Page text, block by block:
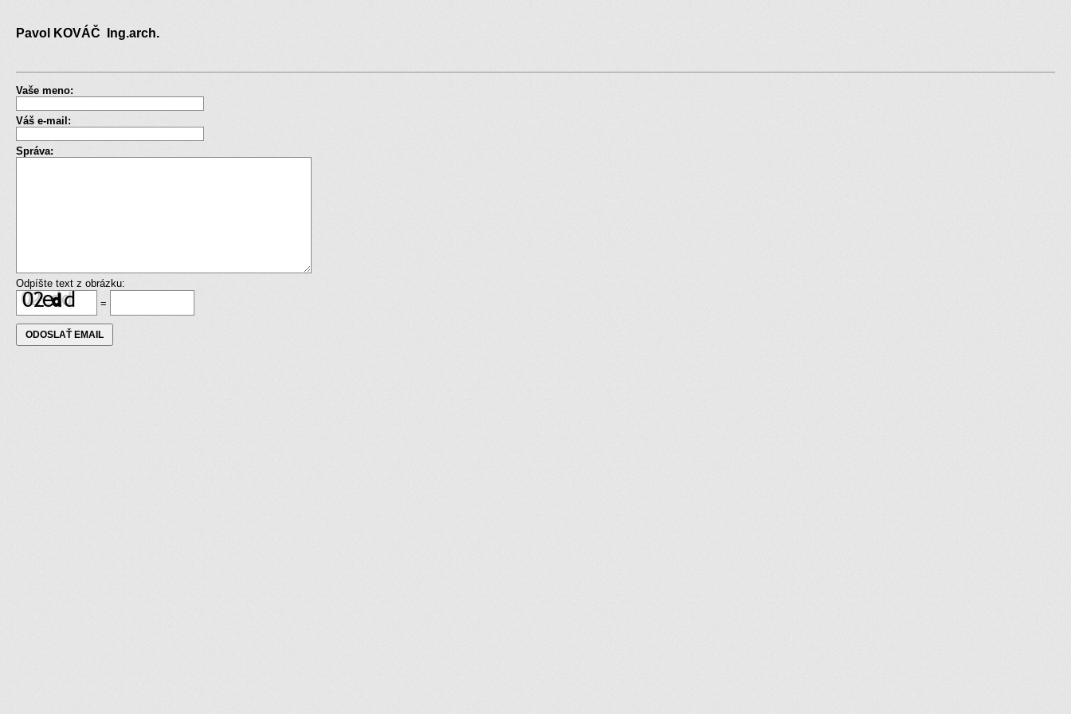
Pavol KOVÁČ Ing.arch.
Vaše meno:
Váš e-mail:
Správa:
Odpíšte text z obrázku:
=